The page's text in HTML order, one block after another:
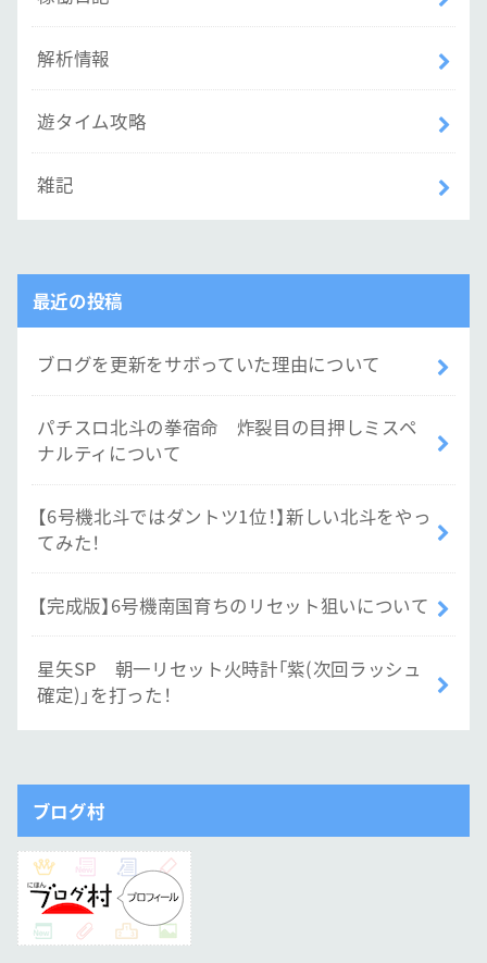
解析情報
遊タイム攻略
雑記
最近の投稿
ブログを更新をサボっていた理由について
パチスロ北斗の拳宿命 炸裂目の目押しミスペ
ナルティについて
【6号機北斗ではダントツ1位！】新しい北斗をやっ
てみた！
【完成版】6号機南国育ちのリセット狙いについて
星矢SP 朝一リセット火時計「紫(次回ラッシュ
確定)」を打った！
ブログ村